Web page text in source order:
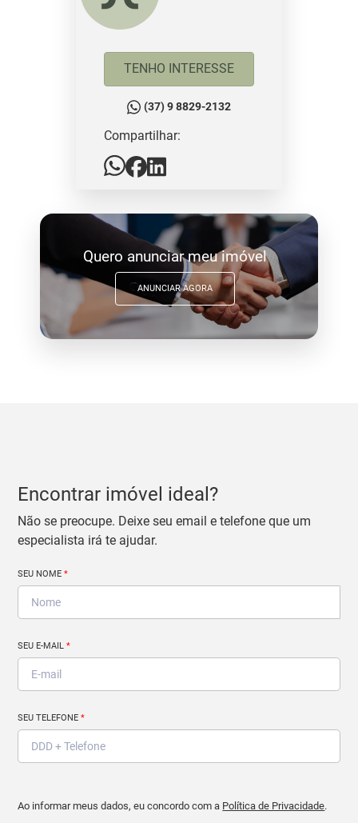
TENHO INTERESSE
(37) 9 8829-2132
Compartilhar:
Quero anunciar meu imóvel
ANUNCIAR AGORA
Encontrar imóvel ideal?
Não se preocupe. Deixe seu email e telefone que um
especialista irá te ajudar.
SEU NOME*
SEU E-MAIL*
SEU TELEFONE*
Ao informar meus dados, eu concordo com a Política de Privacidade.